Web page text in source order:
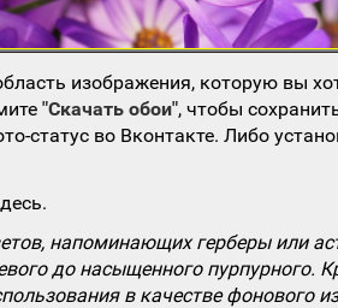
изображения, которую вы
"Скачать обои", чтобы
статус во Вконтакте. Либо
напоминающих герберы или
до насыщенного пурпурного.
в качестве фонового